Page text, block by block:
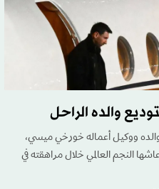
والده الراحل
ووكيل أعماله خورخي ميسي،
النجم العالمي خلال مراهقته في